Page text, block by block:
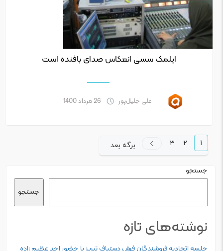
ایلمک سسی انعکاس صدای بافنده است
علی جلیل‌پور 26 مرداد 1400
Posts pagination
برگه1 برگه
2 برگه
3 برگه بعد
جستجو
جستجو
نوشته‌های تازه
جلسه اتحادیه فروشندگان فرش دستباف تبریز با حضور احد عظیم زاده